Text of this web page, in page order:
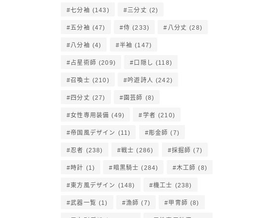
七分袖 (143) 三分丈 (2)
五分袖 (47) 侍 (233) 八分丈 (28)
八分袖 (4) 半袖 (147)
占星術師 (209) 口隠し (118)
召喚士 (210) 吟遊詩人 (242)
四分丈 (27) 園芸師 (8)
女性専用装備 (49) 学者 (210)
帝国風デザイン (11) 彫金師 (7)
忍者 (238) 戦士 (286) 採掘師 (7)
時計 (1) 暗黒騎士 (284) 木工師 (8)
東方風デザイン (148) 機工士 (238)
武器一覧 (1) 漁師 (7) 甲冑師 (8)